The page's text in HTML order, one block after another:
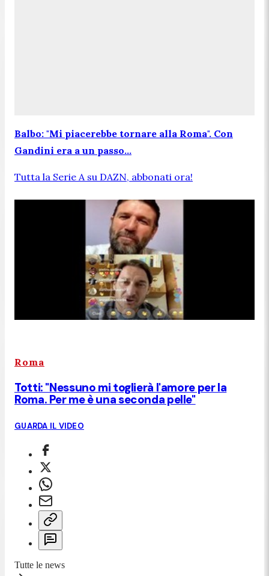
Balbo: "Mi piacerebbe tornare alla Roma". Con
Gandini era a un passo...
Tutta la Serie A su DAZN, abbonati ora!
Roma
Totti: "Nessuno mi toglierà l'amore per la
Roma. Per me è una seconda pelle"
GUARDA IL VIDEO
Tutte le news